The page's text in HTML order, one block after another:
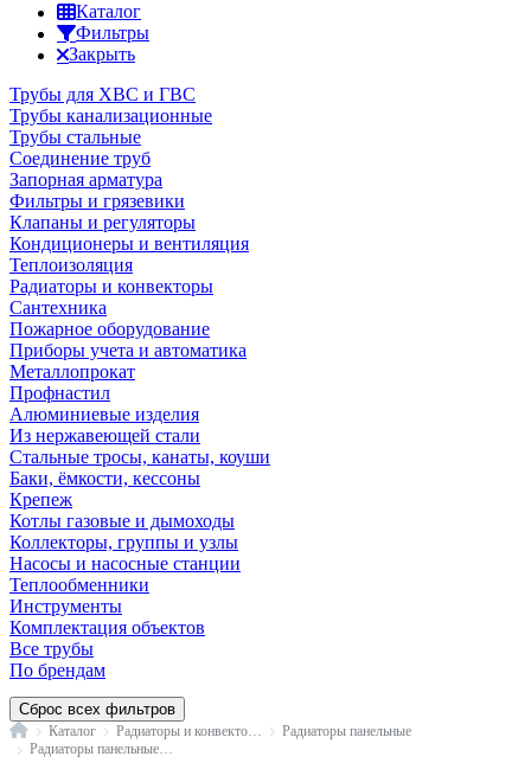
Каталог
Фильтры
Закрыть
Трубы для ХВС и ГВС
Трубы канализационные
Трубы стальные
Соединение труб
Запорная арматура
Фильтры и грязевики
Клапаны и регуляторы
Кондиционеры и вентиляция
Теплоизоляция
Радиаторы и конвекторы
Сантехника
Пожарное оборудование
Приборы учета и автоматика
Металлопрокат
Профнастил
Алюминиевые изделия
Из нержавеющей стали
Стальные тросы, канаты, коуши
Баки, ёмкости, кессоны
Крепеж
Котлы газовые и дымоходы
Коллекторы, группы и узлы
Насосы и насосные станции
Теплообменники
Инструменты
Комплектация объектов
Все трубы
По брендам
Сброс всех фильтров
ГлавнаяКаталог
Радиаторы панельные
Радиаторы панельные гигиенические Oasis Pro боковое подключение Тип 30 высота 300 мм